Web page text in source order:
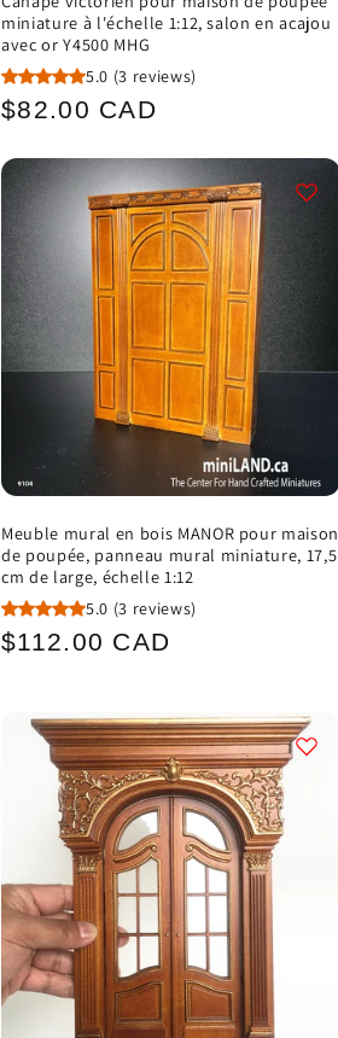
miniature à l'échelle 1:12, salon en acajou
avec or Y4500 MHG
5.0 (3 reviews)
Prix
$82.00 CAD
Meuble mural en bois MANOR pour maison
de poupée, panneau mural miniature, 17,5
cm de large, échelle 1:12
5.0 (3 reviews)
Prix
$112.00 CAD